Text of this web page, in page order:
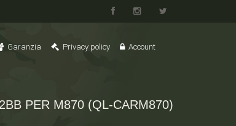
Garanzia Privacy policy
Account
PER M870 (QL-CARM870)